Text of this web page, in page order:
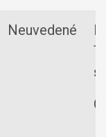
Neuvedené